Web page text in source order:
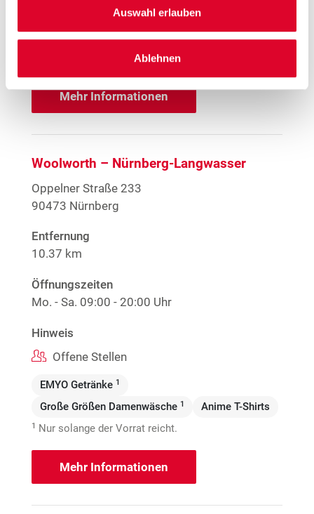
Auswahl erlauben
Ablehnen
Offene Stellen
EMYO Getränke1 Anime T-Shirts
Nur solange der Vorrat reicht.
Mehr Informationen
Woolworth – Nürnberg-Langwasser
Oppelner Straße 233
90473 Nürnberg
Entfernung
10.37 km
Öffnungszeiten
Mo. - Sa. 09:00 - 20:00 Uhr
Hinweis
Offene Stellen
EMYO Getränke 1
Große Größen Damenwäsche 1 Anime T-Shirts
1 Nur solange der Vorrat reicht.
Mehr Informationen